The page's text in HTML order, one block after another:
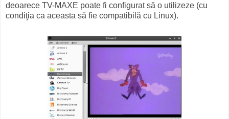
deoarece TV-MAXE poate fi configurat să o utilizeze (cu
condiţia ca aceasta să fie compatibilă cu Linux).